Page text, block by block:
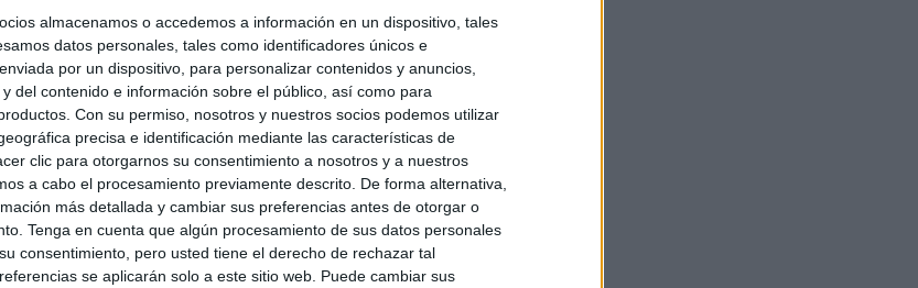
almacenamos o accedemos a información en un dispositivo, tales
datos personales, tales como identificadores únicos e
por un dispositivo, para personalizar contenidos y anuncios,
del contenido e información sobre el público, así como para
Con su permiso, nosotros y nuestros socios podemos utilizar
precisa e identificación mediante las características de
clic para otorgarnos su consentimiento a nosotros y a nuestros
a cabo el procesamiento previamente descrito. De forma alternativa,
más detallada y cambiar sus preferencias antes de otorgar o
Tenga en cuenta que algún procesamiento de sus datos personales
consentimiento, pero usted tiene el derecho de rechazar tal
se aplicarán solo a este sitio web. Puede cambiar sus